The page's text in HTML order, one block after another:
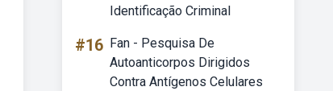
Identificação Criminal
#16 Fan - Pesquisa De
Autoanticorpos Dirigidos
Contra Antígenos Celulares